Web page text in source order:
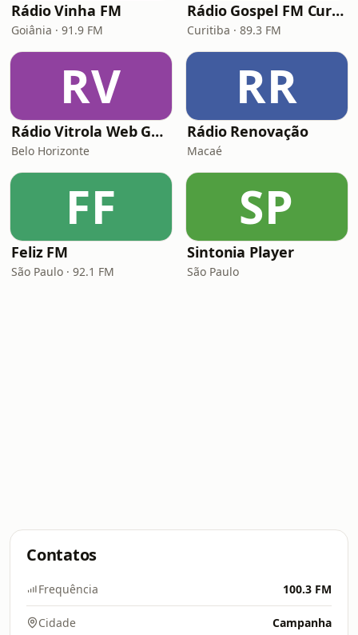
Rádio Vinha FM
Goiânia · 91.9 FM
Rádio Gospel FM Curitiba
Curitiba · 89.3 FM
RV
Rádio Vitrola Web Gospel
Belo Horizonte
RR
Rádio Renovação
Macaé
FF
Feliz FM
São Paulo · 92.1 FM
SP
Sintonia Player
São Paulo
Contatos
Frequência 100.3 FM
Cidade Campanha